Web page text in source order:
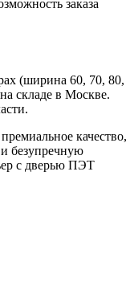
заказа
(ширина 60, 70, 80,
складе в Москве.
качество,
безупречную
с дверью ПЭТ